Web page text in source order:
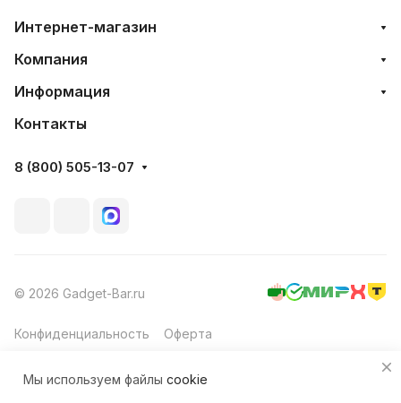
Интернет-магазин
Компания
Информация
Контакты
8 (800) 505-13-07
© 2026 Gadget-Bar.ru
Конфиденциальность Оферта
Мы используем файлы cookie